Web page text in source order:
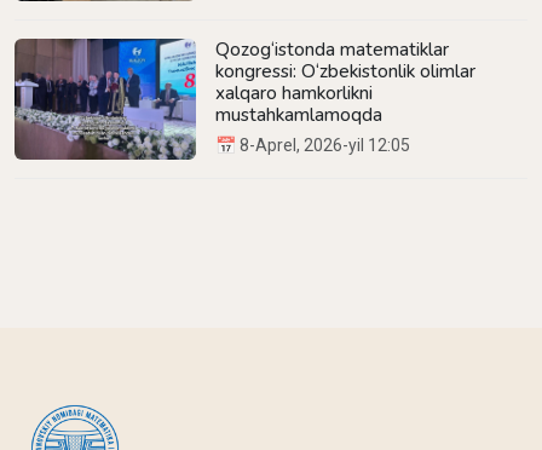
Qozog‘istonda matematiklar
kongressi: O‘zbekistonlik olimlar
xalqaro hamkorlikni
mustahkamlamoqda
📅 8-Aprel, 2026-yil 12:05